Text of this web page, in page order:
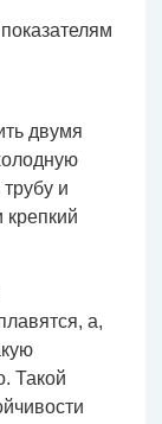
двумя
и
крепкий
а,
Такой